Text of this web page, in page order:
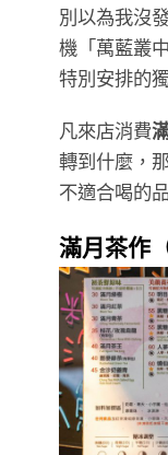
別以為我沒
機「萬藍叢
特別安排的
凡來店消費
轉到什麼，
不適合喝的
滿月茶作